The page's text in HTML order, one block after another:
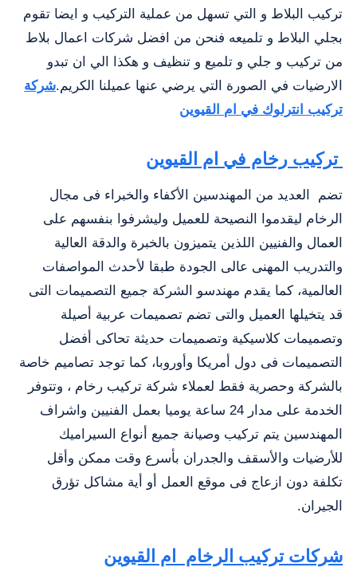
تركيب البلاط و التي تسهل من عملية التركيب و ايضا تقوم
بجلي البلاط و تلميعه فنحن من افضل شركات اعمال بلاط
من تركيب و جلي و تلميع و تنظيف و هكذا الي ان تبدو
الارضيات في الصورة التي يرضي عنها عميلنا الكريم.شركة
تركيب انترلوك في ام القيوين
تركيب رخام في ام القيوين
تضم
العديد من المهندسين الأكفاء والخبراء فى مجال
الرخام ليقدموا النصيحة للعميل وليشرفوا بنفسهم على
العمال والفنيين اللذين يتميزون بالخبرة والدقة العالية
والتدريب المهنى عالى الجودة طبقا لأحدث المواصفات
العالمية، كما يقدم مهندسو الشركة جميع التصميمات التى
قد يتخيلها العميل والتى تضم تصميمات عربية أصيلة
وتصميمات كلاسيكية وتصميمات حديثة تحاكى أفضل
التصميمات فى دول أمريكا وأوروبا، كما توجد تصاميم خاصة
بالشركة وحصرية فقط لعملاء شركة تركيب رخام ، وتتوفر
الخدمة على مدار 24 ساعة يوميا بعمل الفنيين واشراف
المهندسين يتم تركيب وصيانة جميع أنواع السيراميك
للأرضيات والأسقف والجدران بأسرع وقت ممكن وأقل
تكلفة دون ازعاج فى موقع العمل أو أية مشاكل تؤرق
الجيران.
شركات تركيب الرخام ام القيوين